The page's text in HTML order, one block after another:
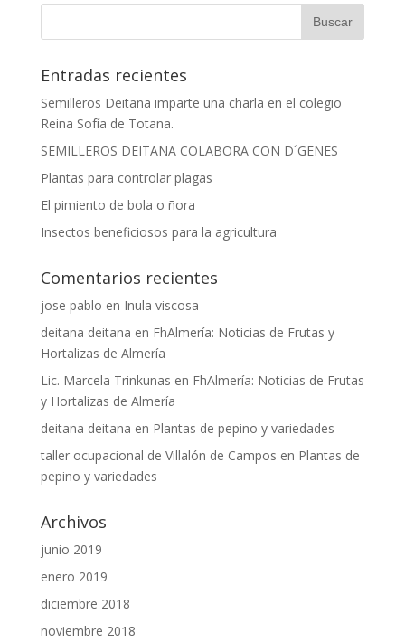
Entradas recientes
Semilleros Deitana imparte una charla en el colegio
Reina Sofía de Totana.
SEMILLEROS DEITANA COLABORA CON D´GENES
Plantas para controlar plagas
El pimiento de bola o ñora
Insectos beneficiosos para la agricultura
Comentarios recientes
jose pablo en Inula viscosa
deitana deitana en FhAlmería: Noticias de Frutas y
Hortalizas de Almería
Lic. Marcela Trinkunas en FhAlmería: Noticias de Frutas
y Hortalizas de Almería
deitana deitana en Plantas de pepino y variedades
taller ocupacional de Villalón de Campos en Plantas de
pepino y variedades
Archivos
junio 2019
enero 2019
diciembre 2018
noviembre 2018